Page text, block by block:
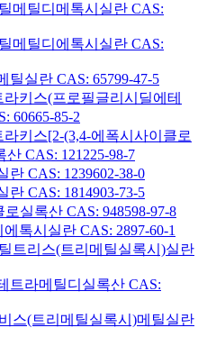
메틸디메톡시실란 CAS:
메틸디에톡시실란 CAS:
실란 CAS: 65799-47-5
라키스(프로필글리시딜에테
60665-85-2
라키스[2-(3,4-에폭시사이클로
CAS: 121225-98-7
CAS: 1239602-38-0
CAS: 1814903-73-5
실록산 CAS: 948598-97-8
톡시실란 CAS: 2897-60-1
트리스(트리메틸실록시)실란
트라메틸디실록산 CAS:
스(트리메틸실록시)메틸실란